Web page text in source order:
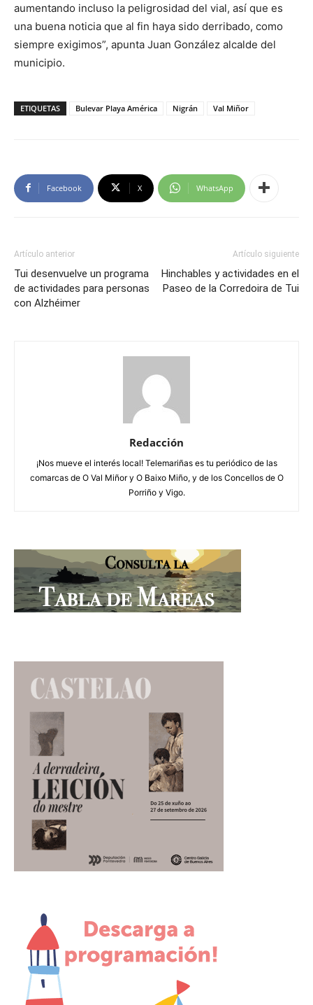
aumentando incluso la peligrosidad del vial, así que es
una buena noticia que al fin haya sido derribado, como
siempre exigimos”, apunta Juan González alcalde del
municipio.
ETIQUETAS Bulevar Playa América Nigrán Val Miñor
Facebook X WhatsApp
Artículo anterior
Tui desenvuelve un programa
de actividades para personas
con Alzhéimer
Artículo siguiente
Hinchables y actividades en el
Paseo de la Corredoira de Tui
Redacción
¡Nos mueve el interés local! Telemariñas es tu periódico de las
comarcas de O Val Miñor y O Baixo Miño, y de los Concellos de O
Porriño y Vigo.